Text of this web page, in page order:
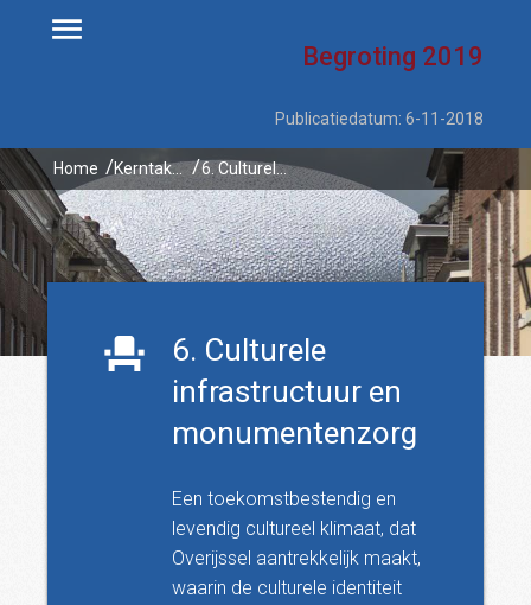
Begroting 2019
Publicatiedatum: 6-11-2018
Home Kerntaken 6. Culturele infrastructuur en monumentenzorg
6. Culturele
infrastructuur en
monumentenzorg
Een toekomstbestendig en
levendig cultureel klimaat, dat
Overijssel aantrekkelijk maakt,
waarin de culturele identiteit